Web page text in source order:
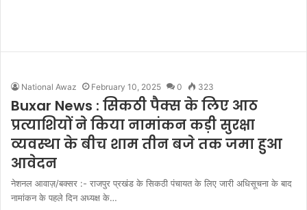
National Awaz February 10, 2025 0 323
Buxar News : सिकठी पैक्स के लिए आठ
प्रत्याशियों ने किया नामांकन कड़ी सुरक्षा
व्यवस्था के बीच शाम तीन बजे तक जमा हुआ
आवेदन
नेशनल आवाज़/बक्सर :- राजपुर प्रखंड के सिकठी पंचायत के लिए जारी अधिसूचना के बाद
नामांकन के पहले दिन अध्यक्ष के…